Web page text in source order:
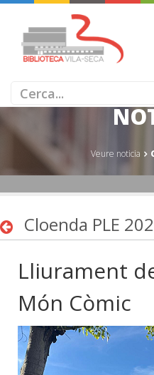
CLOENDA
Veure noticia
Cloenda PLE
Lliurament
Món Còmic